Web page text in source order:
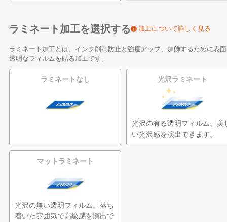
ラミネート加工を選択する 加工について詳しく見る
ラミネート加工とは、インク削れ防止と強度アップ、加飾するために表
透明なフィルムを貼る加工です。
ラミネートなし 光沢ラミネート
光沢の有る透明フィルム。美
い光沢感を演出できます。
マットラミネート
光沢の無い透明フィルム。落ち
着いた雰囲気で高級感を演出で